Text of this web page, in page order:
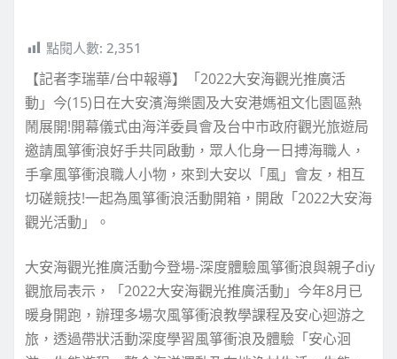
點閱人數: 2,351
【記者李瑞華/台中報導】「2022大安海觀光推廣活
動」今(15)日在大安濱海樂園及大安港媽祖文化園區熱
鬧展開!開幕儀式由海洋委員會及台中市政府觀光旅遊局
邀請風箏衝浪好手共同啟動，眾人化身一日搏海職人，
手拿風箏衝浪職人小物，來到大安以「風」會友，相互
切磋競技!一起為風箏衝浪活動開箱，開啟「2022大安海
觀光活動」。
大安海觀光推廣活動今登場-深度體驗風箏衝浪與親子diy
觀旅局表示，「2022大安海觀光推廣活動」今年8月已
暖身開跑，辦理多場次風箏衝浪教學課程及安心迴游之
旅，透過帶狀活動深度學習風箏衝浪及體驗「安心洄